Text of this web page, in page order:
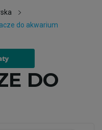
do akwarium
DO